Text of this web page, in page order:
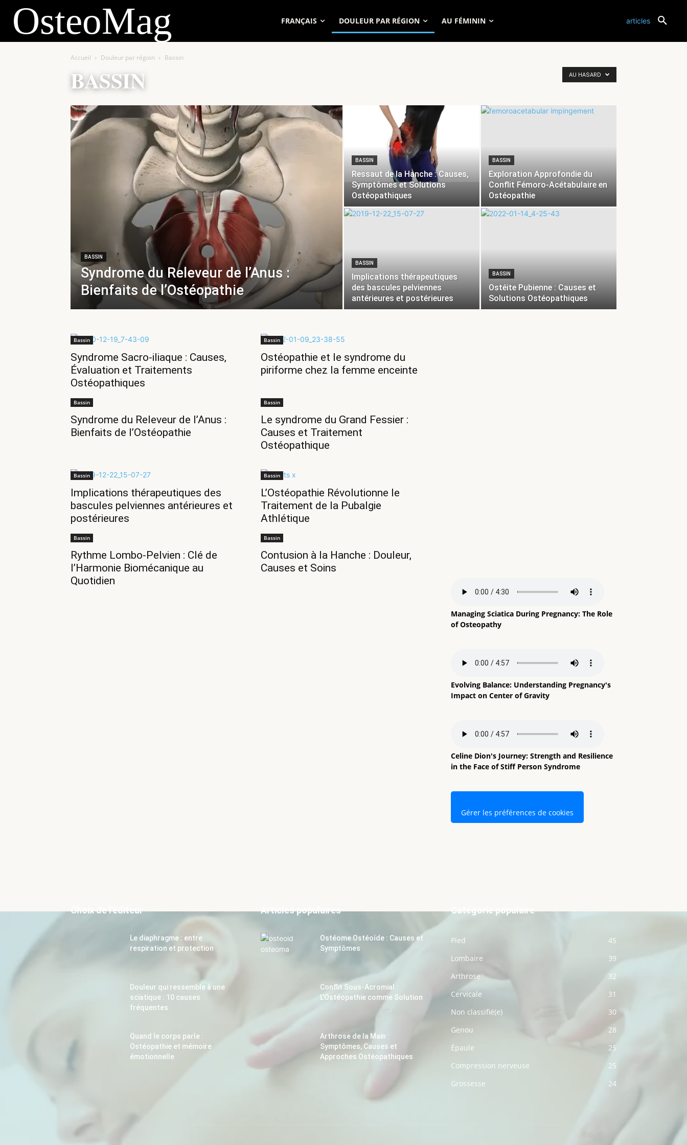
OsteoMag FRANÇAIS DOULEUR PAR RÉGION AU FÉMININ articles
Accueil Douleur par région Bassin
BASSIN AU HASARD
BASSIN
Syndrome du Releveur de l’Anus :
Bienfaits de l’Ostéopathie
BASSIN
Ressaut de la Hanche : Causes,
Symptômes et Solutions
Ostéopathiques
BASSIN
Exploration Approfondie du
Conflit Fémoro-Acétabulaire en
Ostéopathie
BASSIN
Implications thérapeutiques
des bascules pelviennes
antérieures et postérieures
BASSIN
Ostéite Pubienne : Causes et
Solutions Ostéopathiques
Bassin
Syndrome Sacro-iliaque : Causes,
Évaluation et Traitements
Ostéopathiques
Bassin
Ostéopathie et le syndrome du
piriforme chez la femme enceinte
Bassin
Syndrome du Releveur de l’Anus :
Bienfaits de l’Ostéopathie
Bassin
Le syndrome du Grand Fessier :
Causes et Traitement
Ostéopathique
Bassin
Implications thérapeutiques des
bascules pelviennes antérieures et
postérieures
Bassin
L’Ostéopathie Révolutionne le
Traitement de la Pubalgie
Athlétique
Bassin
Rythme Lombo-Pelvien : Clé de
l’Harmonie Biomécanique au
Quotidien
Bassin
Contusion à la Hanche : Douleur,
Causes et Soins
Managing Sciatica During Pregnancy: The Role
of Osteopathy
Evolving Balance: Understanding Pregnancy's
Impact on Center of Gravity
Celine Dion's Journey: Strength and Resilience
in the Face of Stiff Person Syndrome
Gérer les préférences de cookies
Choix de l'éditeur
Le diaphragme : entre
respiration et protection
Douleur qui ressemble à une
sciatique : 10 causes
fréquentes
Quand le corps parle :
Ostéopathie et mémoire
émotionnelle
Articles populaires
Ostéome Ostéoïde : Causes et
Symptômes
Conflit Sous-Acromial :
L’Ostéopathie comme Solution
Arthrose de la Main :
Symptômes, Causes et
Approches Ostéopathiques
Catégorie populaire
Pied
45
Lombaire
39
Arthrose
32
Cervicale
31
Non classifié(e)
30
Genou
28
Épaule
25
Compression nerveuse
25
Grossesse
24